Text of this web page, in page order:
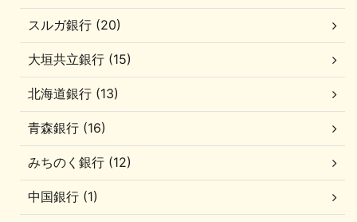
スルガ銀行 (20)
大垣共立銀行 (15)
北海道銀行 (13)
青森銀行 (16)
みちのく銀行 (12)
中国銀行 (1)